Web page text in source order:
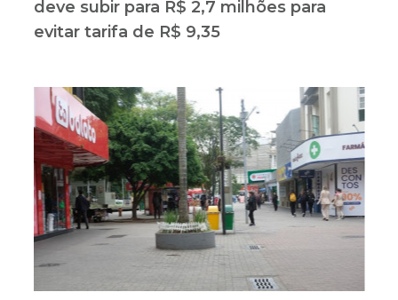
deve subir para R$ 2,7 milhões para
evitar tarifa de R$ 9,35